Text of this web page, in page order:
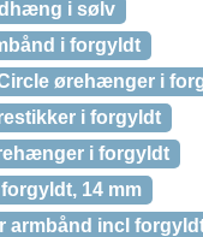
i sølv
i forgyldt
ørehænger i
i forgyldt
i forgyldt
14 mm
incl